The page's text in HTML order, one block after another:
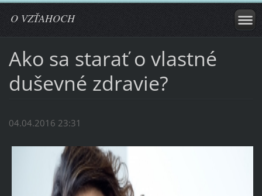
O VZŤAHOCH
Ako sa starať o vlastné
duševné zdravie?
04.04.2016 23:31